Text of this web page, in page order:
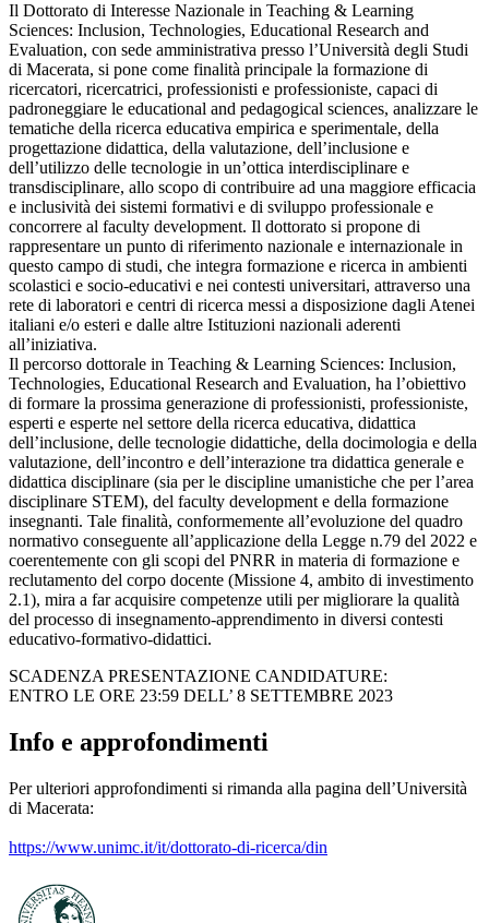
Il Dottorato di Interesse Nazionale in Teaching & Learning
Sciences: Inclusion, Technologies, Educational Research and
Evaluation, con sede amministrativa presso l’Università degli Studi
di Macerata, si pone come finalità principale la formazione di
ricercatori, ricercatrici, professionisti e professioniste, capaci di
padroneggiare le educational and pedagogical sciences, analizzare le
tematiche della ricerca educativa empirica e sperimentale, della
progettazione didattica, della valutazione, dell’inclusione e
dell’utilizzo delle tecnologie in un’ottica interdisciplinare e
transdisciplinare, allo scopo di contribuire ad una maggiore efficacia
e inclusività dei sistemi formativi e di sviluppo professionale e
concorrere al faculty development. Il dottorato si propone di
rappresentare un punto di riferimento nazionale e internazionale in
questo campo di studi, che integra formazione e ricerca in ambienti
scolastici e socio-educativi e nei contesti universitari, attraverso una
rete di laboratori e centri di ricerca messi a disposizione dagli Atenei
italiani e/o esteri e dalle altre Istituzioni nazionali aderenti
all’iniziativa.
Il percorso dottorale in Teaching & Learning Sciences: Inclusion,
Technologies, Educational Research and Evaluation, ha l’obiettivo
di formare la prossima generazione di professionisti, professioniste,
esperti e esperte nel settore della ricerca educativa, didattica
dell’inclusione, delle tecnologie didattiche, della docimologia e della
valutazione, dell’incontro e dell’interazione tra didattica generale e
didattica disciplinare (sia per le discipline umanistiche che per l’area
disciplinare STEM), del faculty development e della formazione
insegnanti. Tale finalità, conformemente all’evoluzione del quadro
normativo conseguente all’applicazione della Legge n.79 del 2022 e
coerentemente con gli scopi del PNRR in materia di formazione e
reclutamento del corpo docente (Missione 4, ambito di investimento
2.1), mira a far acquisire competenze utili per migliorare la qualità
del processo di insegnamento-apprendimento in diversi contesti
educativo-formativo-didattici.
SCADENZA PRESENTAZIONE CANDIDATURE:
ENTRO LE ORE 23:59 DELL’ 8 SETTEMBRE 2023
Info e approfondimenti
Per ulteriori approfondimenti si rimanda alla pagina dell’Università
di Macerata:
https://www.unimc.it/it/dottorato-di-ricerca/din